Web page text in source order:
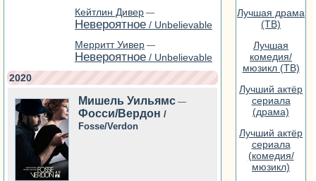
Лучшая драма
(ТВ)
Лучшая
комедия/
мюзикл (ТВ)
Лучший актёр
сериала
(драма)
Лучший актёр
сериала
(комедия/
мюзикл)
Кейтлин Дивер —
Невероятное / Unbelievable
Мерритт Уивер —
Невероятное / Unbelievable
2020
Мишель Уильямс —
Фосси/Вердон /
Fosse/Verdon